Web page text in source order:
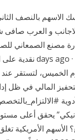
الاسهم بالنصف
الصمعاني
الخميس، لتستقر
المالي في ظل
الأسهم